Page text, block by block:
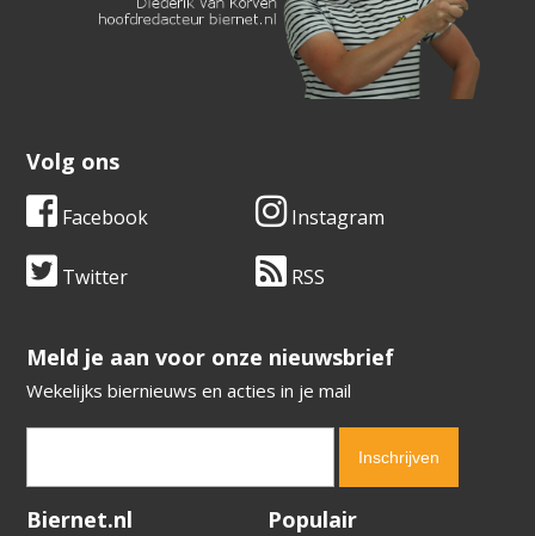
Volg ons
Facebook Instagram
Twitter RSS
​​​​​​​Meld je aan voor onze nieuwsbrief
Wekelijks biernieuws en acties in je mail
Verification code:
Biernet.nl Populair